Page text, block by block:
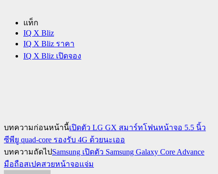
แท็ก
IQ X Bliz
IQ X Bliz ราคา
IQ X Bliz เปิดจอง
บทความก่อนหน้านี้เปิดตัว LG GX สมาร์ทโฟนหน้าจอ 5.5 นิ้ว
ซีพียู quad-core รองรับ 4G ด้วยนะเออ
บทความถัดไปSamsung เปิดตัว Samsung Galaxy Core Advance
มือถือสเปคสวยหน้าจอแจ่ม